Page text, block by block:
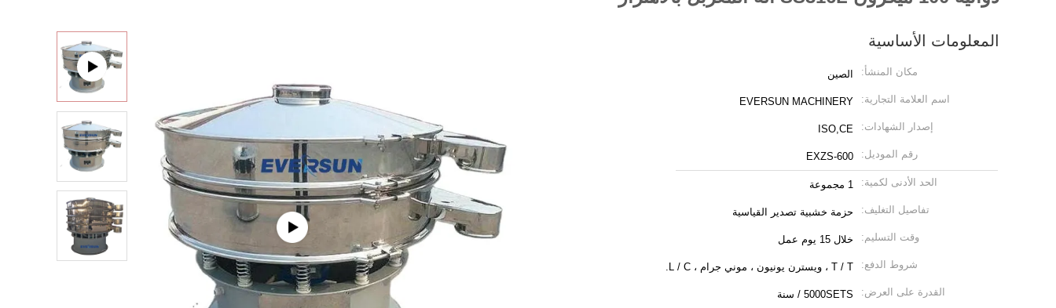
المعلومات الأساسية
مكان المنشأ: الصين
اسم العلامة التجارية: EVERSUN MACHINERY
إصدار الشهادات: ISO,CE
رقم الموديل: EXZS-600
الحد الأدنى لكمية: 1 مجموعة
تفاصيل التغليف: حزمة خشبية تصدير القياسية
وقت التسليم: خلال 15 يوم عمل
شروط الدفع: T / T ، ويسترن يونيون ، موني جرام ، L / C.
القدرة على العرض: 5000SETS / سنة